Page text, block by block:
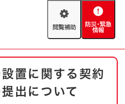
閲
助
防
緊
情
救急・消防
AED設置箇所
置に関する契約
出について